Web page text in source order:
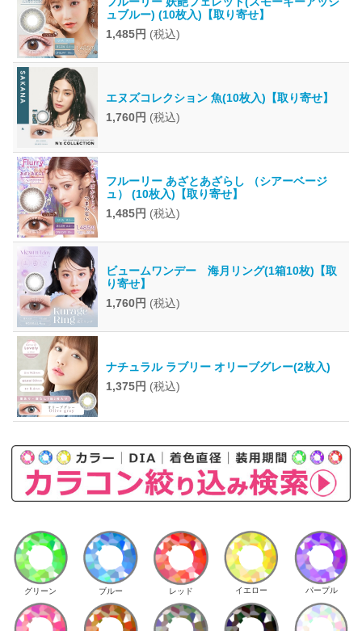
ュブルー) (10枚入)【取り寄せ】
1,485円 (税込)
エヌズコレクション 魚(10枚入)【取り寄せ】
1,760円 (税込)
フルーリー あざとあざらし （シアーベージ
ュ） (10枚入)【取り寄せ】
1,485円 (税込)
ビュームワンデー 海月リング(1箱10枚)【取
り寄せ】
1,760円 (税込)
ナチュラル ラブリー オリーブグレー(2枚入)
1,375円 (税込)
グリーン ブルー レッド イエロー パープル